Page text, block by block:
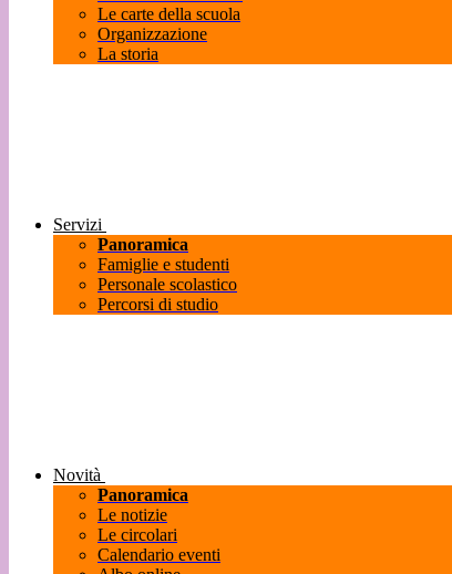
Le carte della scuola
Organizzazione
La storia
Servizi
Panoramica
Famiglie e studenti
Personale scolastico
Percorsi di studio
Novità
Panoramica
Le notizie
Le circolari
Calendario eventi